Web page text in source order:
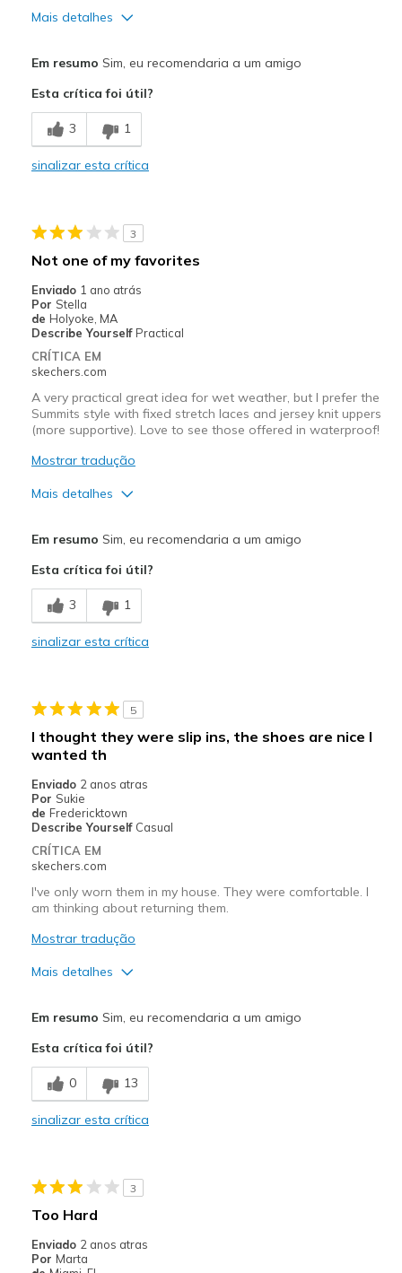
Mais detalhes
Melhores utilizações
Travel
View On Shoes
Shoes are for Wearing
Em resumo Sim, eu recomendaria a um amigo
Esta crítica foi útil?
3 1
sinalizar esta crítica
3
Not one of my favorites
Enviado 1 ano atrás
Por Stella
de Holyoke, MA
Describe Yourself Practical
CRÍTICA EM
skechers.com
A very practical great idea for wet weather, but I prefer the
Summits style with fixed stretch laces and jersey knit uppers
(more supportive). Love to see those offered in waterproof!
Mostrar tradução
Mais detalhes
Contras
Lace ups
Not Slip-ins
Sizing
Feels half size too small
Em resumo Sim, eu recomendaria a um amigo
Esta crítica foi útil?
3 1
sinalizar esta crítica
5
I thought they were slip ins, the shoes are nice I
wanted th
Enviado 2 anos atras
Por Sukie
de Fredericktown
Describe Yourself Casual
CRÍTICA EM
skechers.com
I've only worn them in my house. They were comfortable. I
am thinking about returning them.
Mostrar tradução
Mais detalhes
Comfortable
Melhores utilizações
Casual Wear
Sizing
View On Shoes
Em resumo Sim, eu recomendaria a um amigo
Esta crítica foi útil?
0 13
sinalizar esta crítica
3
Too Hard
Enviado 2 anos atras
Por Marta